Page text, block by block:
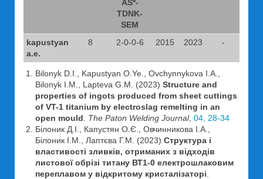
AS*-
TDNK-
SEM
kapustyan
a.e.
8 2-0-0-6 2015 2023 -
Bilonyk D.I., Kapustyan O.Ye., Ovchynnykova I.A.,
Bilonyk I.M., Lapteva G.M. (2023) Structure and
properties of ingots produced from sheet cuttings
of VT-1 titanium by electroslag remelting in an
open mould
The Paton Welding Journal, 04, 28-34
Білоник Д.І., Капустян О.Є., Овчинникова І.А.,
Білоник І.М., Лаптєва Г.М. (2023) Структура і
властивості зливків, отриманих з відходів
листової обрізі титану ВТ1-0 електрошлаковим
переплавом у відкритому кристалізаторі